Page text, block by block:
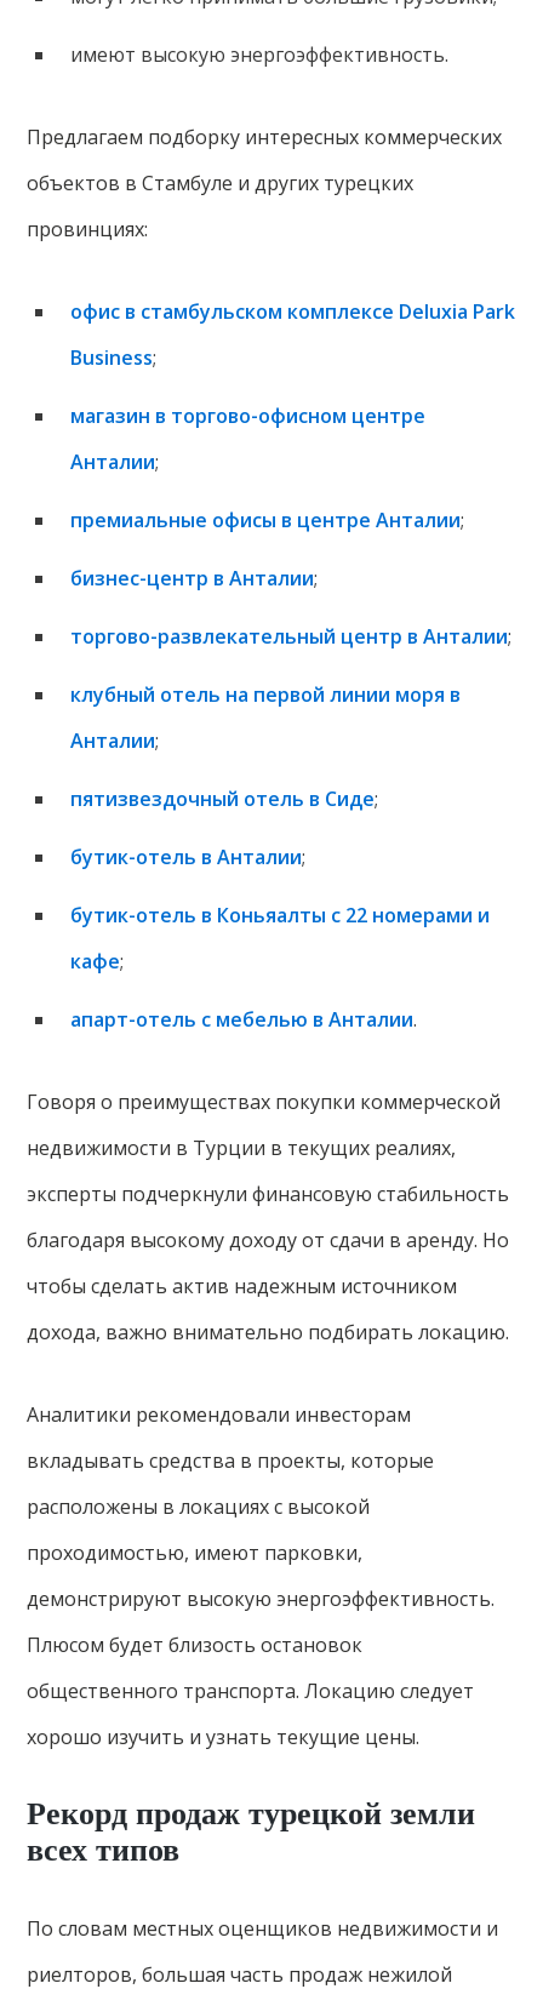
имеют высокую энергоэффективность.
Предлагаем подборку интересных коммерческих
объектов в Стамбуле и других турецких
провинциях:
офис в стамбульском комплексе Deluxia Park
Business;
магазин в торгово-офисном центре
Анталии;
премиальные офисы в центре Анталии;
бизнес-центр в Анталии;
торгово-развлекательный центр в Анталии;
клубный отель на первой линии моря в
Анталии;
пятизвездочный отель в Сиде;
бутик-отель в Анталии;
бутик-отель в Коньяалты с 22 номерами и
кафе;
апарт-отель с мебелью в Анталии.
Говоря о преимуществах покупки коммерческой
недвижимости в Турции в текущих реалиях,
эксперты подчеркнули финансовую стабильность
благодаря высокому доходу от сдачи в аренду. Но
чтобы сделать актив надежным источником
дохода, важно внимательно подбирать локацию.
Аналитики рекомендовали инвесторам
вкладывать средства в проекты, которые
расположены в локациях с высокой
проходимостью, имеют парковки,
демонстрируют высокую энергоэффективность.
Плюсом будет близость остановок
общественного транспорта. Локацию следует
хорошо изучить и узнать текущие цены.
Рекорд продаж турецкой земли
всех типов
По словам местных оценщиков недвижимости и
риелторов, большая часть продаж нежилой